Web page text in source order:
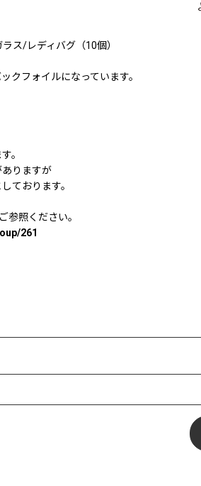
ス/レディバグ（10個）
クフォイルになっています。
。
りますが
ております。
参照ください。
261